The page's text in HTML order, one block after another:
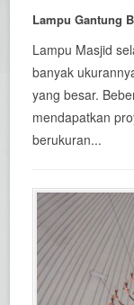
Lampu Gantung
Lampu Masjid
banyak
yang besar.
mendapatkan
berukuran...